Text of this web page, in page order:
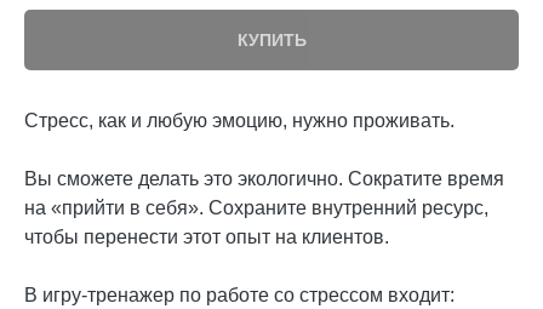
КУПИТЬ
Стресс, как и любую эмоцию, нужно проживать.
Вы сможете делать это экологично. Сократите время
на «прийти в себя». Сохраните внутренний ресурс,
чтобы перенести этот опыт на клиентов.
В игру-тренажер по работе со стрессом входит: